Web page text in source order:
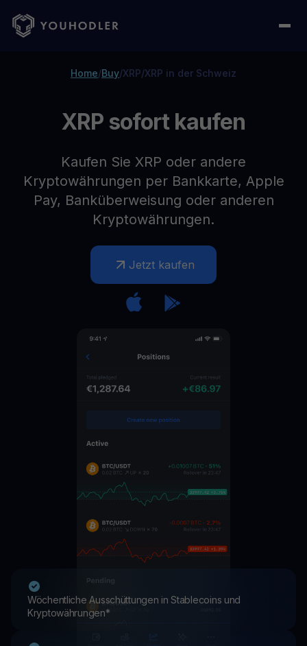
Home/Buy/XRP/XRP in der Schweiz
XRP sofort kaufen
Kaufen Sie XRP oder andere
Kryptowährungen per Bankkarte, Apple
Pay, Banküberweisung oder anderen
Kryptowährungen.
Jetzt kaufen
Wöchentliche Ausschüttungen in Stablecoins und
Kryptowährungen*